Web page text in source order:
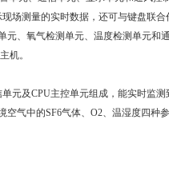
场测量的实时数据，还可与键盘联
、氧气检测单元、温度检测单元和
机。
及CPU主控单元组成，能实时监测
气中的SF6气体、O2、温湿度四种